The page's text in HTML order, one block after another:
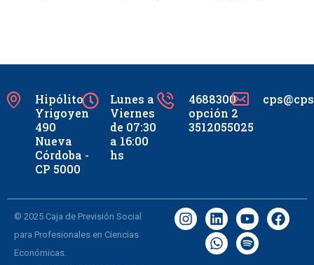
Hipólito
Yrigoyen
490
Nueva
Córdoba -
CP 5000
Lunes a
Viernes
de 07:30
a 16:00
hs
4688300
opción 2
3512055025
© 2025 Caja de Previsión Social
para Profesionales en Ciencias
Económicas.